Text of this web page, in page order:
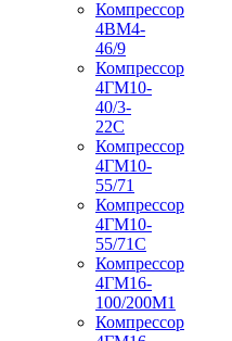
Компрессор
4ВМ4-
46/9
Компрессор
4ГМ10-
40/3-
22С
Компрессор
4ГМ10-
55/71
Компрессор
4ГМ10-
55/71С
Компрессор
4ГМ16-
100/200М1
Компрессор